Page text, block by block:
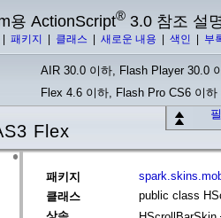
용 ActionScript® 3.0 참조 설
패키지 클래스 새로운 내용 색인 부
AIR 30.0 이하, Flash Player 30.0
Flex 4.6 이하, Flash Pro CS6 이하
Flex
패키지
클래스
public class